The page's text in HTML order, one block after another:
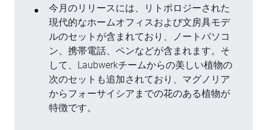
今月のリリースには、リトポロジーされた
現代的なホームオフィスおよび文房具モデ
ルのセットが含まれており、ノートパソコ
ン、携帯電話、ペンなどが含まれます。そ
して、Laubwerkチームからの美しい植物の
次のセットも追加されており、マグノリア
からフォーサイシアまでの花のある植物が
特徴です。